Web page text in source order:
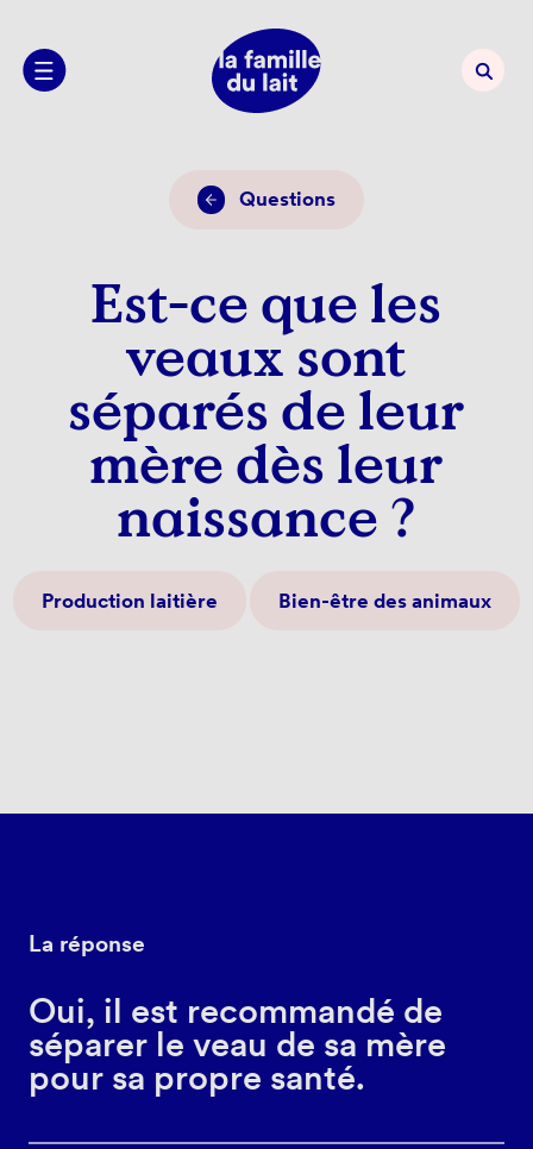
Questions
Est-ce que les
veaux sont
séparés de leur
mère dès leur
naissance ?
Production laitière Bien-être des animaux
La réponse
Oui, il est recommandé de
séparer le veau de sa mère
pour sa propre santé.